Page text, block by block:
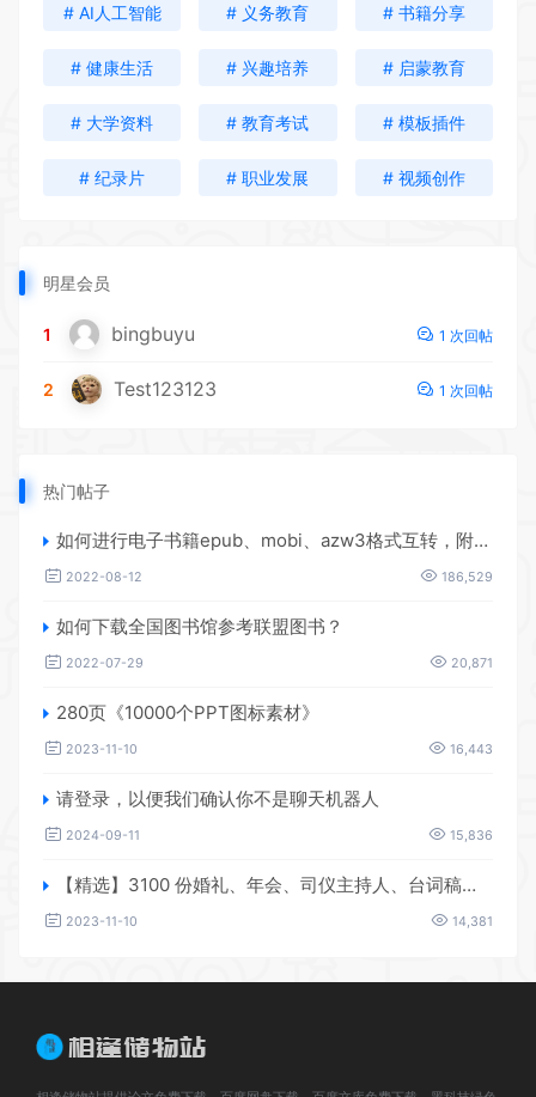
# AI人工智能 # 义务教育 # 书籍分享
# 健康生活 # 兴趣培养 # 启蒙教育
# 大学资料 # 教育考试 # 模板插件
# 纪录片 # 职业发展 # 视频创作
明星会员
1 bingbuyu 1 次回帖
2 Test123123 1 次回帖
热门帖子
如何进行电子书籍epub、mobi、azw3格式互转，附海量电子书籍资源
2022-08-12 186,529
如何下载全国图书馆参考联盟图书？
2022-07-29 20,871
280页《10000个PPT图标素材》
2023-11-10 16,443
请登录，以便我们确认你不是聊天机器人
2024-09-11 15,836
【精选】3100 份婚礼、年会、司仪主持人、台词稿、节日生日、晚会、开场、开场白素材
2023-11-10 14,381